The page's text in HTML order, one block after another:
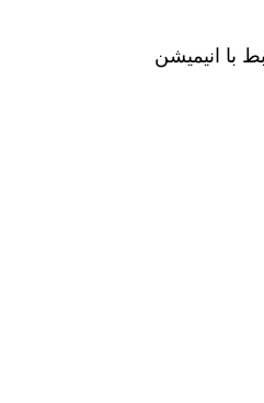
تجارب مرتبط با انیمیشن